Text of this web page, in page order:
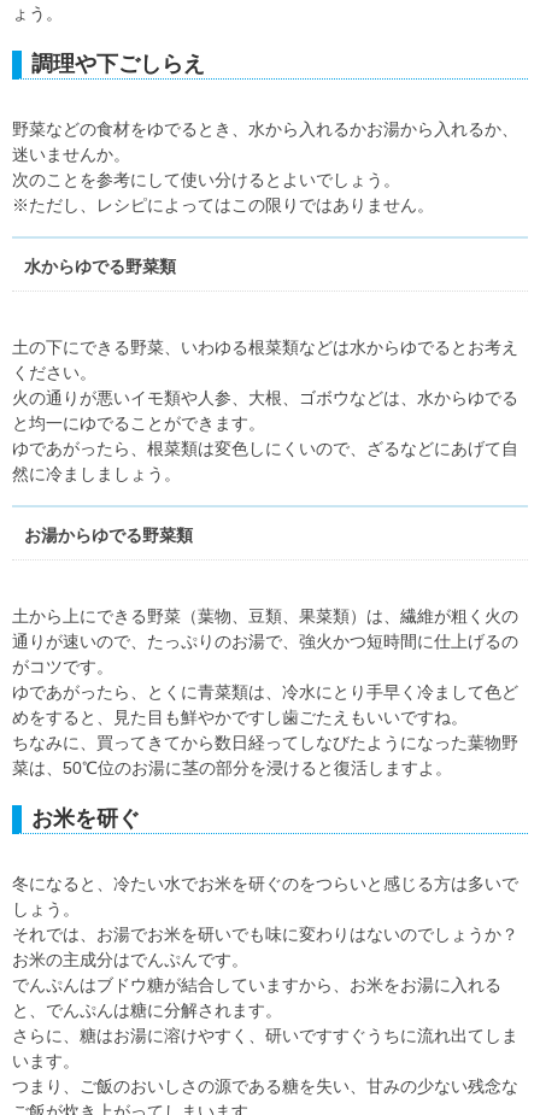
ょう。
調理や下ごしらえ
野菜などの食材をゆでるとき、水から入れるかお湯から入れるか、
迷いませんか。
次のことを参考にして使い分けるとよいでしょう。
※ただし、レシピによってはこの限りではありません。
水からゆでる野菜類
土の下にできる野菜、いわゆる根菜類などは水からゆでるとお考え
ください。
火の通りが悪いイモ類や人参、大根、ゴボウなどは、水からゆでる
と均一にゆでることができます。
ゆであがったら、根菜類は変色しにくいので、ざるなどにあげて自
然に冷ましましょう。
お湯からゆでる野菜類
土から上にできる野菜（葉物、豆類、果菜類）は、繊維が粗く火の
通りが速いので、たっぷりのお湯で、強火かつ短時間に仕上げるの
がコツです。
ゆであがったら、とくに青菜類は、冷水にとり手早く冷まして色ど
めをすると、見た目も鮮やかですし歯ごたえもいいですね。
ちなみに、買ってきてから数日経ってしなびたようになった葉物野
菜は、50℃位のお湯に茎の部分を浸けると復活しますよ。
お米を研ぐ
冬になると、冷たい水でお米を研ぐのをつらいと感じる方は多いで
しょう。
それでは、お湯でお米を研いでも味に変わりはないのでしょうか？
お米の主成分はでんぷんです。
でんぷんはブドウ糖が結合していますから、お米をお湯に入れる
と、でんぷんは糖に分解されます。
さらに、糖はお湯に溶けやすく、研いですすぐうちに流れ出てしま
います。
つまり、ご飯のおいしさの源である糖を失い、甘みの少ない残念な